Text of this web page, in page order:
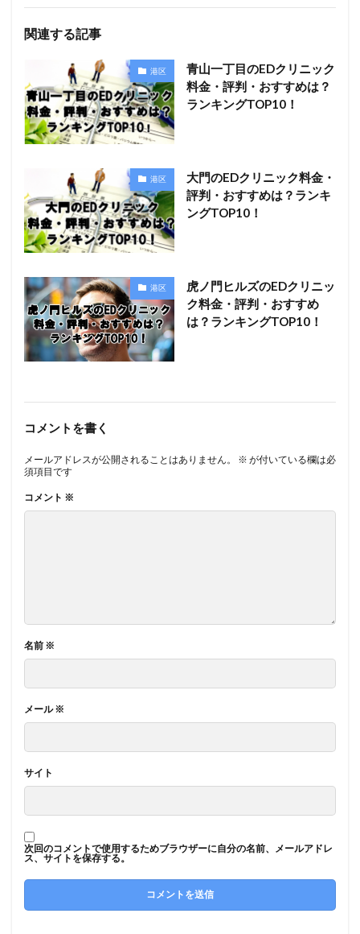
関連する記事
港区
青山一丁目のEDクリニック
料金・評判・おすすめは？
ランキングTOP10！
港区
大門のEDクリニック料金・
評判・おすすめは？ランキ
ングTOP10！
港区
虎ノ門ヒルズのEDクリニッ
ク料金・評判・おすすめ
は？ランキングTOP10！
コメントを書く
メールアドレスが公開されることはありません。 ※ が付いている欄は必
須項目です
コメント ※
名前 ※
メール※
サイト
次回のコメントで使用するためブラウザーに自分の名前、メールアドレ
ス、サイトを保存する。